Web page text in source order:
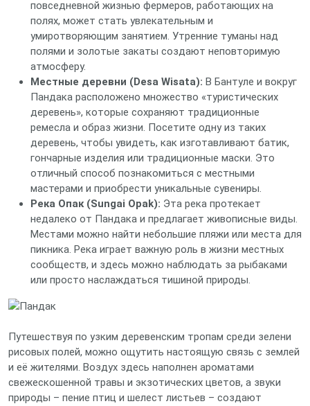
повседневной жизнью фермеров, работающих на
полях, может стать увлекательным и
умиротворяющим занятием. Утренние туманы над
полями и золотые закаты создают неповторимую
атмосферу.
Местные деревни (Desa Wisata): В Бантуле и вокруг
Пандака расположено множество «туристических
деревень», которые сохраняют традиционные
ремесла и образ жизни. Посетите одну из таких
деревень, чтобы увидеть, как изготавливают батик,
гончарные изделия или традиционные маски. Это
отличный способ познакомиться с местными
мастерами и приобрести уникальные сувениры.
Река Опак (Sungai Opak): Эта река протекает
недалеко от Пандака и предлагает живописные виды.
Местами можно найти небольшие пляжи или места для
пикника. Река играет важную роль в жизни местных
сообществ, и здесь можно наблюдать за рыбаками
или просто наслаждаться тишиной природы.
Путешествуя по узким деревенским тропам среди зелени
рисовых полей, можно ощутить настоящую связь с землей
и её жителями. Воздух здесь наполнен ароматами
свежескошенной травы и экзотических цветов, а звуки
природы – пение птиц и шелест листьев – создают